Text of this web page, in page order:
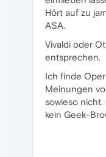
Hört auf zu
ASA.
Vivaldi oder
entsprechen.
Ich finde
Meinungen
sowieso
kein Geek-